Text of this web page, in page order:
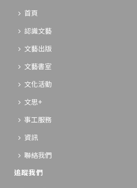
首頁
認識文藝
文藝出版
文藝書室
文化活動
文思+
事工服務
資訊
聯絡我們
追蹤我們